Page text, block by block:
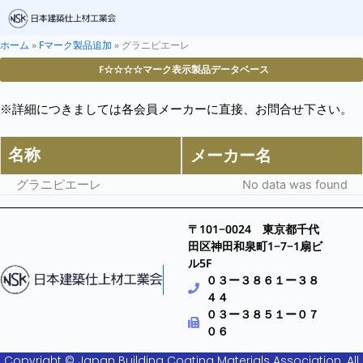
ホーム » Fマーク製品追加 » グラニピエーレ
F☆☆☆☆マーク表示製品データベース
※詳細につきましては各会員メーカーに直接、お問合せ下さい。
名称 メーカー名
グラニピエーレ No data was found
〒101−0024 東京都千代
田区神田和泉町1−7−1扇ビ
ル5F
０３ー３８６１ー３８
４４
０３ー３８５１ー０７
０６